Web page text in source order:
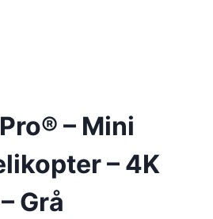
– Mini
– 4K
Grå